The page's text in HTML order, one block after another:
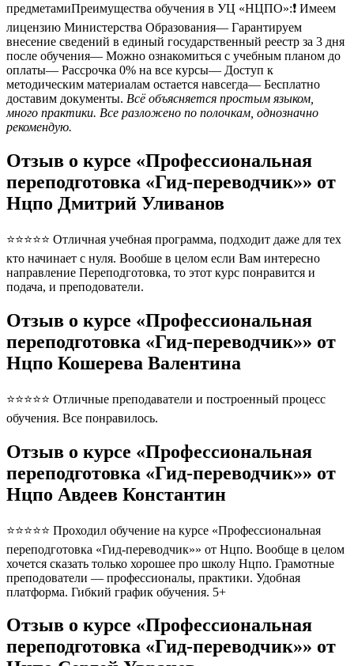
предметамиПреимущества обучения в УЦ «НЦПО»:❗️ Имеем
лицензию Министерства Образования— Гарантируем
внесение сведений в единый государственный реестр за 3 дня
после обучения— Можно ознакомиться с учебным планом до
оплаты— Рассрочка 0% на все курсы— Доступ к
методическим материалам остается навсегда— Бесплатно
доставим документы. Всё объясняется простым языком,
много практики. Все разложено по полочкам, однозначно
рекомендую.
Отзыв о курсе «Профессиональная
переподготовка «Гид-переводчик»» от
Нцпо Дмитрий Уливанов
⭐⭐⭐⭐⭐ Отличная учебная программа, подходит даже для тех
кто начинает с нуля. Вообше в целом если Вам интересно
направление Переподготовка, то этот курс понравится и
подача, и преподователи.
Отзыв о курсе «Профессиональная
переподготовка «Гид-переводчик»» от
Нцпо Кошерева Валентина
⭐⭐⭐⭐⭐ Отличные преподаватели и построенный процесс
обучения. Все понравилось.
Отзыв о курсе «Профессиональная
переподготовка «Гид-переводчик»» от
Нцпо Авдеев Константин
⭐⭐⭐⭐⭐ Проходил обучение на курсе «Профессиональная
переподготовка «Гид-переводчик»» от Нцпо. Вообще в целом
хочется сказать только хорошее про школу Нцпо. Грамотные
преподователи — профессионалы, практики. Удобная
платформа. Гибкий график обучения. 5+
Отзыв о курсе «Профессиональная
переподготовка «Гид-переводчик»» от